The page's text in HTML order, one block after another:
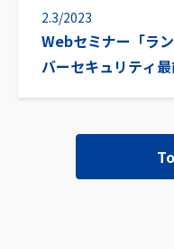
2.3/2023
Webセミナー「ラ
バーセキュリティ